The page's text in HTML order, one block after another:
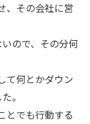
、その会社に営
ので、その分何
て何とかダウン
。
とでも行動する